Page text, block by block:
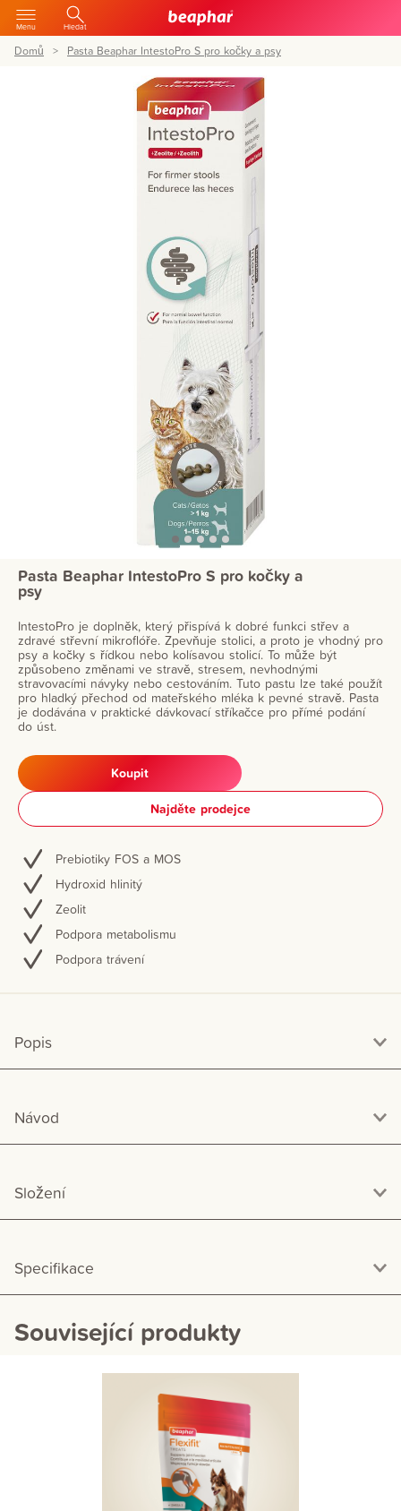
Menu Hledat
Domů Pasta Beaphar IntestoPro S pro kočky a psy
Pasta Beaphar IntestoPro S pro kočky a
psy
IntestoPro je doplněk, který přispívá k dobré funkci střev a
zdravé střevní mikroflóře. Zpevňuje stolici, a proto je vhodný pro
psy a kočky s řídkou nebo kolísavou stolicí. To může být
způsobeno změnami ve stravě, stresem, nevhodnými
stravovacími návyky nebo cestováním. Tuto pastu lze také použít
pro hladký přechod od mateřského mléka k pevné stravě. Pasta
je dodávána v praktické dávkovací stříkačce pro přímé podání
do úst.
Koupit
Najděte prodejce
Prebiotiky FOS a MOS
Hydroxid hlinitý
Zeolit
Podpora metabolismu
Podpora trávení
Popis
Návod
Složení
Specifikace
Související produkty